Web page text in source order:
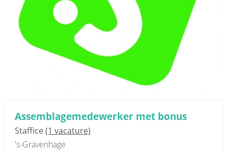
Assemblagemedewerker met bonus
Staffice(1 vacature)
's-Gravenhage